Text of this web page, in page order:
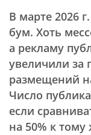
В марте 2026
бум. Хоть
а рекламу
увеличили за
размещений
Число
если
на 50% к тому